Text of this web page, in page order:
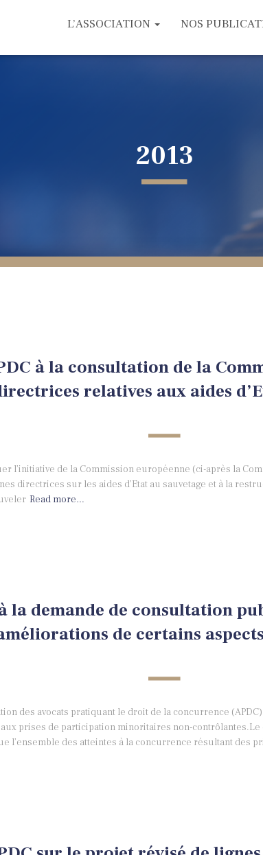
L’ASSOCIATION NOS
2013
à la consultation de la
relatives aux aides
l’initiative de la Commission européenne (ci-après la
directrices sur les aides d’Etat au sauvetage et à la
Read more…
la demande de consultation
de certains
des avocats pratiquant le droit de la concurrence
prises de participation minoritaires non-
l’ensemble des atteintes à la concurrence résultant des